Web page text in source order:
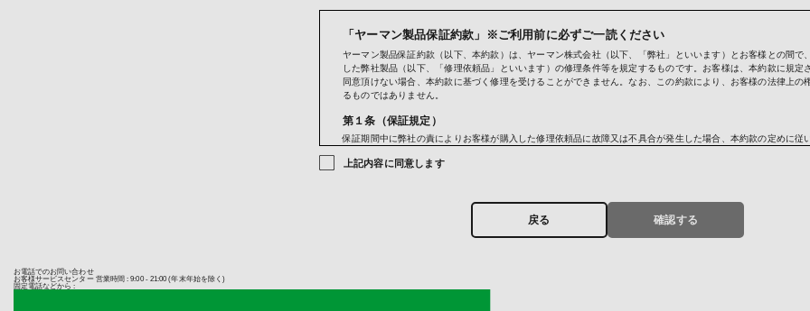
当社のサービスのご案内、サポート情報の提供のため
成果確認のため
当社におけるサービス向上のため
クレジットカードの不正利用検知・防止のため
(第三者への提供)
当社では法律に基づく場合および次の場合を除き、お預かりしました個人情報は原則第三者への提供はいたしま
当社は、クレジットカード決済において、3Dセキュア2.0に対応し、クレジットカードの不正利用対策を行って
ため、当社がお客さまから収集したカード情報（カード名義・カード番号・有効期間）、メールアドレス、電話
お客さまが利用されているカード発行会社が外国にある場合、これらの情報は当該発行会社が所属する国に移転
ります。当社では、お客様から収集した情報からは、ご利用のカード発行会社及び当該会社が所在する国を特定
ないため、以下の個人情報保護措置に関する情報を把握して、ご提供することはできません。
「ヤーマン製品保証約款」※ご利用前に必ずご一読ください
ヤーマン製品保証約款（以下、本約款）は、ヤーマン株式会社（以下、「弊社」といいます）とお客様との間で
した弊社製品（以下、「修理依頼品」といいます）の修理条件等を規定するものです。お客様は、本約款に規定
同意頂けない場合、本約款に基づく修理を受けることができません。なお、この約款により、お客様の法律上の
るものではありません。
第１条（保証規定）
保証期間中に弊社の責によりお客様が購入した修理依頼品に故障又は不具合が発生した場合、本約款の定めに従
販売店が主催するイベントやキャンペーン等を通して弊社製品を取得した場合、当該取得した日から保証期間を
します。なお、本約款において、正規販売店とは、弊社と取引のある法人又は弊社と取引のある仲卸業者等の法
上記内容に同意します
戻る 確認する
お電話でのお問い合わせ
お客様サービスセンター 営業時間 : 9:00 - 21:00 (年末年始を除く)
固定電話などから :